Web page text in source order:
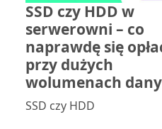
SSD czy HDD w
serwerowni – co
naprawdę się
przy dużych
wolumenach
SSD czy HDD